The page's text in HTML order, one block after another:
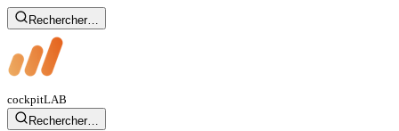
Rechercher…
cockpitLAB
Rechercher…